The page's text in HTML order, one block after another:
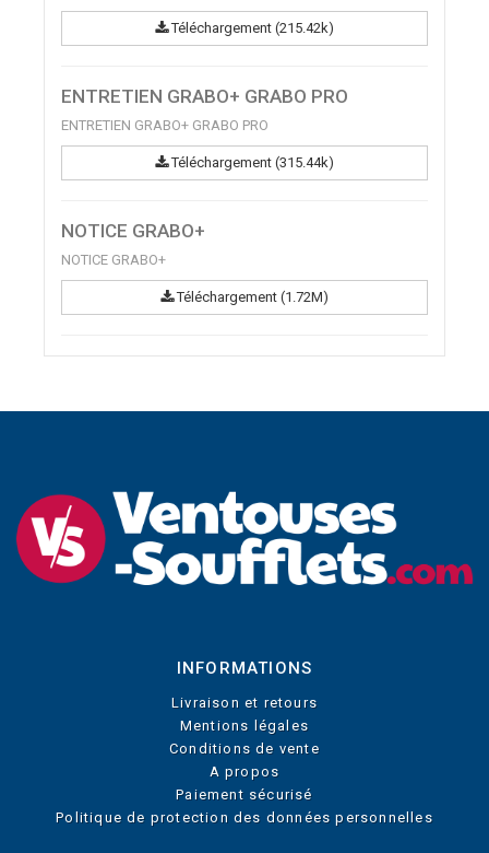
Téléchargement (215.42k)
ENTRETIEN GRABO+ GRABO PRO
ENTRETIEN GRABO+ GRABO PRO
Téléchargement (315.44k)
NOTICE GRABO+
NOTICE GRABO+
Téléchargement (1.72M)
INFORMATIONS
Livraison et retours
Mentions légales
Conditions de vente
A propos
Paiement sécurisé
Politique de protection des données personnelles